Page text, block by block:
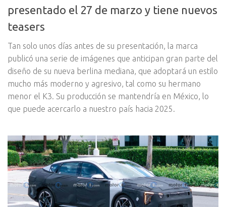
presentado el 27 de marzo y tiene nuevos
teasers
Tan solo unos días antes de su presentación, la marca
publicó una serie de imágenes que anticipan gran parte del
diseño de su nueva berlina mediana, que adoptará un estilo
mucho más moderno y agresivo, tal como su hermano
menor el K3. Su producción se mantendría en México, lo
que puede acercarlo a nuestro país hacia 2025.